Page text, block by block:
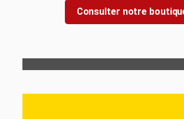
Consulter notre